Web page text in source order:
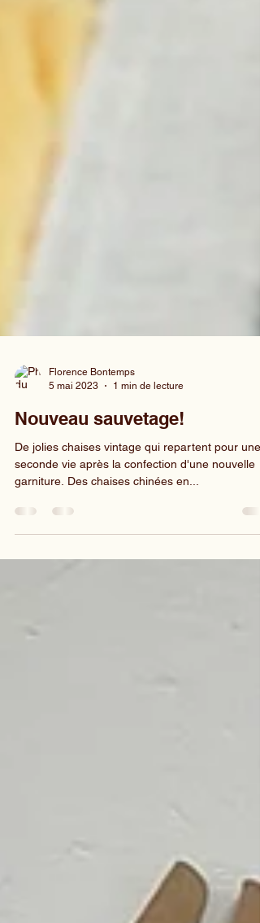
Florence Bontemps
1 min de lecture
Nouveau sauvetage!
De jolies chaises vintage qui repartent pour une
seconde vie après la confection d'une nouvelle